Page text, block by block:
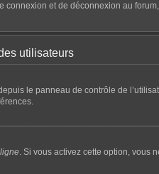
et de déconnexion au
utilisateurs
le panneau de contrôle de
. Si vous activez cette option, vous